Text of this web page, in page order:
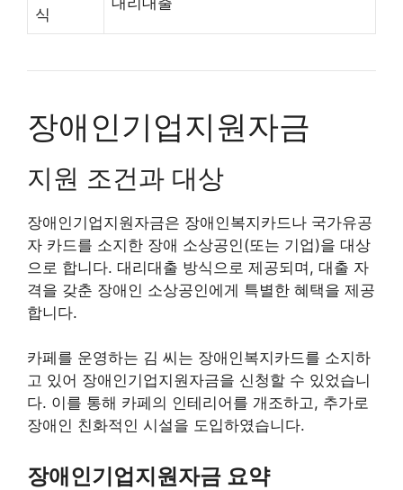
식
장애인기업지원자금
지원 조건과 대상
장애인기업지원자금은 장애인복지카드나 국가유공
자 카드를 소지한 장애 소상공인(또는 기업)을 대상
으로 합니다. 대리대출 방식으로 제공되며, 대출 자
격을 갖춘 장애인 소상공인에게 특별한 혜택을 제공
합니다.
카페를 운영하는 김 씨는 장애인복지카드를 소지하
고 있어 장애인기업지원자금을 신청할 수 있었습니
다. 이를 통해 카페의 인테리어를 개조하고, 추가로
장애인 친화적인 시설을 도입하였습니다.
장애인기업지원자금 요약